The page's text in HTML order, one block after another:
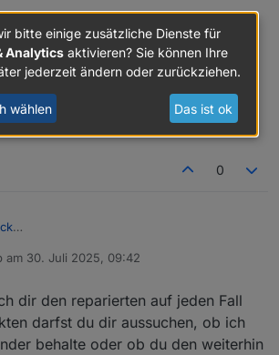
weiteren Informationen dazu.
als funktionierend gekauft. Zwei
dir….
in meinem Testaufbau… auch
0
Stück als funktionierend gekauft. Zwei
jetzt bei dir….
in meinem Testaufbau… auch
am 30. Juli 2025, 09:42
von
dir den reparierten auf jeden Fall
darfst du dir aussuchen, ob ich
behalte oder ob du den weiterhin
bitte einige zusätzliche Dienste für
Analytics aktivieren? Sie können Ihre
jederzeit ändern oder zurückziehen.
wählen Das ist ok